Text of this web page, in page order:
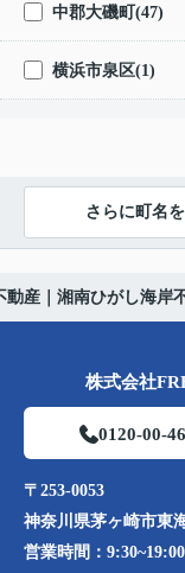
中郡大磯町(47)
横浜市泉区(1)
さらに町名
産｜湘南ひがし海岸
株式会社
0120-00-
〒253-0053
神奈川県茅ヶ崎市東
営業時間： 9:30~19:00